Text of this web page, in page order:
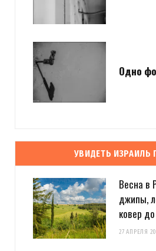
Одно
УВИДЕТЬ ИЗРАИЛЬ
Весна в
джипы,
ковер
27 АПРЕЛЯ